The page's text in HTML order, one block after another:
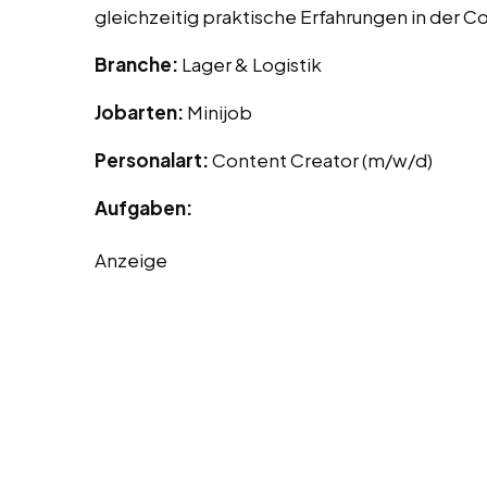
gleichzeitig praktische Erfahrungen in der
Branche: Lager & Logistik
Jobarten: Minijob
Personalart:Content Creator (m/w/d)
Aufgaben:
Anzeige